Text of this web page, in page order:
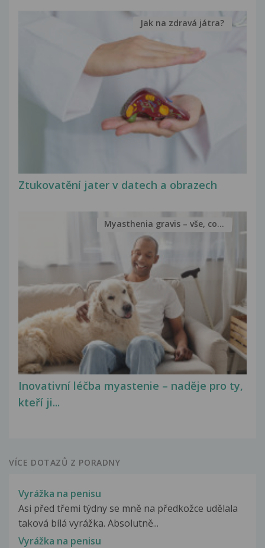
Ztukovatění jater v datech a obrazech
Jak na zdravá játra?
Inovativní léčba myastenie – naděje pro ty,
kteří ji...
Myasthenia gravis – vše, co...
VÍCE DOTAZŮ Z PORADNY
Vyrážka na penisu
Asi před třemi týdny se mně na předkožce udělala
taková bílá vyrážka. Absolutně...
Vyrážka na penisu